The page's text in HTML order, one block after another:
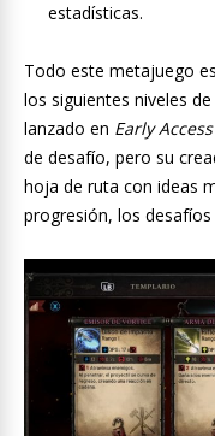
estadísticas.
Todo este metajuego
los siguientes niveles
lanzado en Early Access
de desafío, pero su
hoja de ruta con ideas
progresión, los